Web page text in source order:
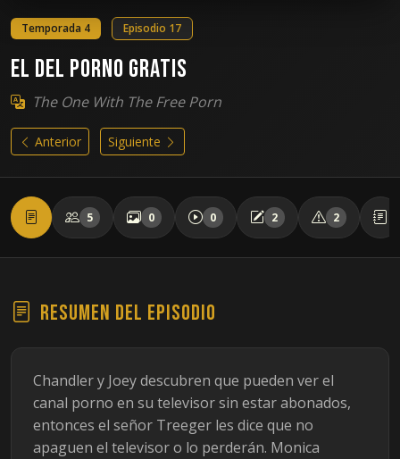
Temporada 4 Episodio 17
El del porno gratis
The One With The Free Porn
Anterior Siguiente
5 0 0 2 2
Resumen del episodio
Chandler y Joey descubren que pueden ver el
canal porno en su televisor sin estar abonados,
entonces el señor Treeger les dice que no
apaguen el televisor o lo perderán. Monica